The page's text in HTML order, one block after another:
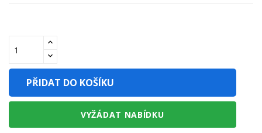
PŘIDAT DO KOŠÍKU
VYŽÁDAT NABÍDKU